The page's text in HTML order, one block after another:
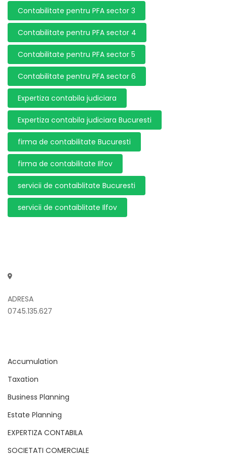
Contabilitate pentru PFA sector 3
Contabilitate pentru PFA sector 4
Contabilitate pentru PFA sector 5
Contabilitate pentru PFA sector 6
Expertiza contabila judiciara
Expertiza contabila judiciara Bucuresti
firma de contabilitate Bucuresti
firma de contabilitate Ilfov
servicii de contaiblitate Bucuresti
servicii de contaiblitate Ilfov
ADRESA
0745.135.627
Accumulation
Taxation
Business Planning
Estate Planning
EXPERTIZA CONTABILA
SOCIETATI COMERCIALE